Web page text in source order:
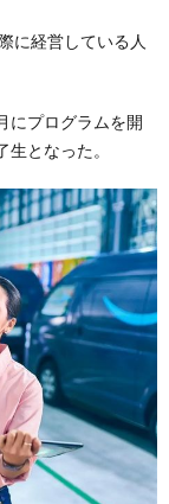
に経営している人
にプログラムを開
となった。